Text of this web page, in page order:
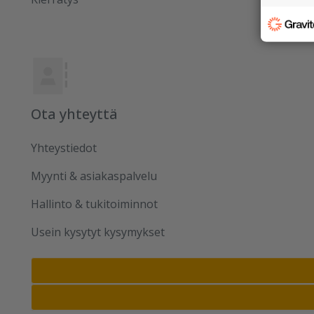
Ota yhteyttä
Yhteystiedot
Myynti & asiakaspalvelu
Hallinto & tukitoiminnot
Usein kysytyt kysymykset